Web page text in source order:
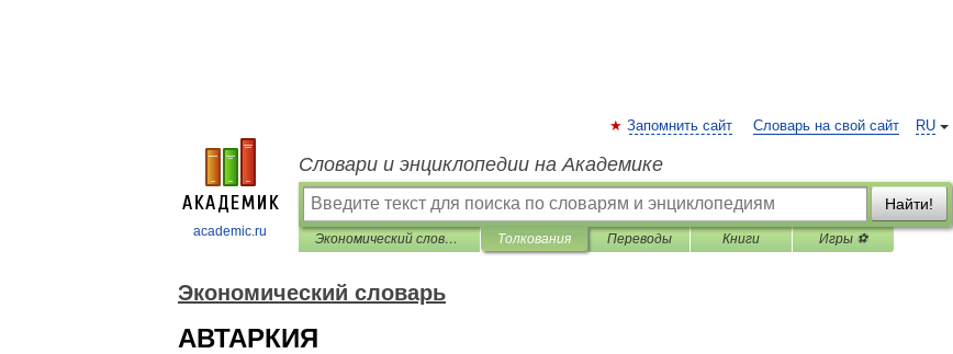
academic.ru
RU
Запомнить сайт Словарь на свой сайт
Словари и энциклопедии на Академике
Найти!
Экономический словарь Толкования Переводы Книги Игры ⚽
Экономический словарь
АВТАРКИЯ